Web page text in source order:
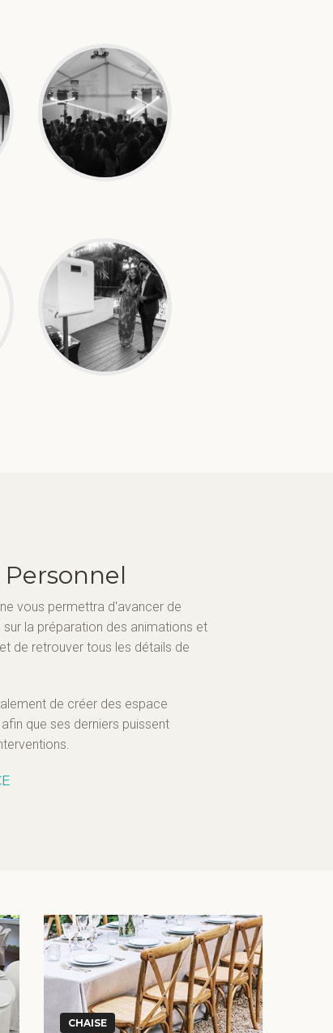
vous permettra d'avancer de
la préparation des animations et
de retrouver tous les détails de
de créer des espace
que ses derniers puissent
CHAISE